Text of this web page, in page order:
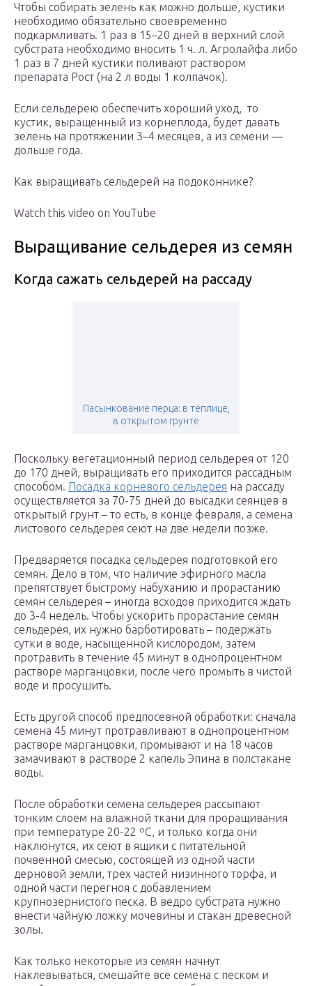
Чтобы собирать зелень как можно дольше, кустики
необходимо обязательно своевременно
подкармливать. 1 раз в 15–20 дней в верхний слой
субстрата необходимо вносить 1 ч. л. Агролайфа либо
1 раз в 7 дней кустики поливают раствором
препарата Рост (на 2 л воды 1 колпачок).
Если сельдерею обеспечить хороший уход, то
кустик, выращенный из корнеплода, будет давать
зелень на протяжении 3–4 месяцев, а из семени ―
дольше года.
Как выращивать сельдерей на подоконнике?
Watch this video on YouTube
Выращивание сельдерея из семян
Когда сажать сельдерей на рассаду
Пасынкование перца: в теплице,
в открытом грунте
Поскольку вегетационный период сельдерея от 120
до 170 дней, выращивать его приходится рассадным
способом. Посадка корневого сельдерея на рассаду
осуществляется за 70-75 дней до высадки сеянцев в
открытый грунт – то есть, в конце февраля, а семена
листового сельдерея сеют на две недели позже.
Предваряется посадка сельдерея подготовкой его
семян. Дело в том, что наличие эфирного масла
препятствует быстрому набуханию и прорастанию
семян сельдерея – иногда всходов приходится ждать
до 3-4 недель. Чтобы ускорить прорастание семян
сельдерея, их нужно барботировать – подержать
сутки в воде, насыщенной кислородом, затем
протравить в течение 45 минут в однопроцентном
растворе марганцовки, после чего промыть в чистой
воде и просушить.
Есть другой способ предпосевной обработки: сначала
семена 45 минут протравливают в однопроцентном
растворе марганцовки, промывают и на 18 часов
замачивают в растворе 2 капель Эпина в полстакане
воды.
После обработки семена сельдерея рассыпают
тонким слоем на влажной ткани для проращивания
при температуре 20-22 ºC, и только когда они
наклюнутся, их сеют в ящики с питательной
почвенной смесью, состоящей из одной части
дерновой земли, трех частей низинного торфа, и
одной части перегноя с добавлением
крупнозернистого песка. В ведро субстрата нужно
внести чайную ложку мочевины и стакан древесной
золы.
Как только некоторые из семян начнут
наклевываться, смешайте все семена с песком и